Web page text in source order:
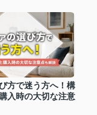
方で迷う方へ！構
入時の大切な注意